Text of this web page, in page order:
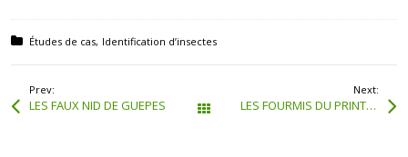
Posted in:
Études de cas Identification d’insectes
Prev:
LES FAUX NID DE GUEPES Tous les articles
Next:
LES FOURMIS DU PRINTEMPS